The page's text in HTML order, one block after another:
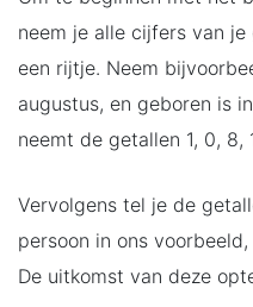
neem je alle cijfers van
een rijtje. Neem
augustus, en geboren is
neemt de getallen 1, 0, 8,
Vervolgens tel je de
persoon in ons
De uitkomst van deze